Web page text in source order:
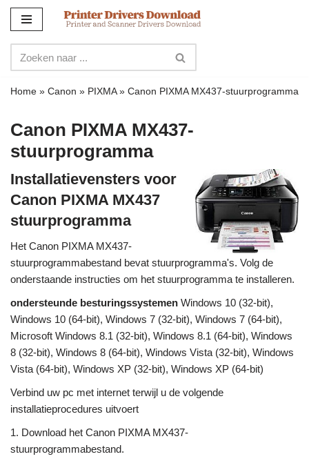
naar
de
inhoud
Home » Canon » PIXMA» Canon PIXMA MX437-stuurprogramma
Canon PIXMA MX437-
stuurprogramma
Installatievensters voor
Canon PIXMA MX437
stuurprogramma
Het Canon PIXMA MX437-
stuurprogrammabestand bevat stuurprogramma's. Volg de
onderstaande instructies om het stuurprogramma te installeren.
ondersteunde besturingssystemen Windows 10 (32-bit),
Windows 10 (64-bit), Windows 7 (32-bit), Windows 7 (64-bit),
Microsoft Windows 8.1 (32-bit), Windows 8.1 (64-bit), Windows
8 (32-bit), Windows 8 (64-bit), Windows Vista (32-bit), Windows
Vista (64-bit), Windows XP (32-bit), Windows XP (64-bit)
Verbind uw pc met internet terwijl u de volgende
installatieprocedures uitvoert
1. Download het Canon PIXMA MX437-
stuurprogrammabestand.